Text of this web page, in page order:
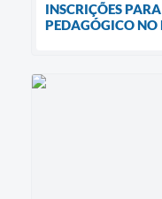
INSCRIÇÕES
PEDAGÓGICO NO